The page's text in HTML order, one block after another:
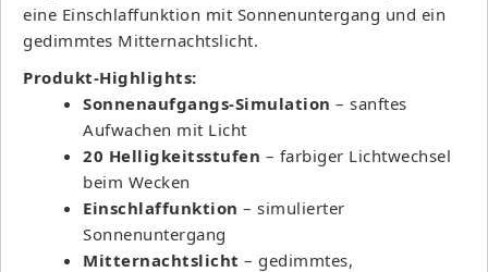
eine Einschlaffunktion mit Sonnenuntergang und ein
gedimmtes Mitternachtslicht.
Produkt-Highlights:
Sonnenaufgangs-Simulation – sanftes
Aufwachen mit Licht
20 Helligkeitsstufen – farbiger Lichtwechsel
beim Wecken
Einschlaffunktion – simulierter
Sonnenuntergang
Mitternachtslicht – gedimmtes,